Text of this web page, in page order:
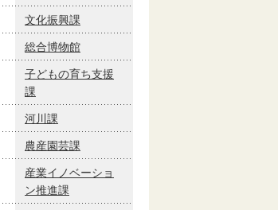
文化振興課
総合博物館
子どもの育ち支援
課
河川課
農産園芸課
産業イノベーショ
ン推進課